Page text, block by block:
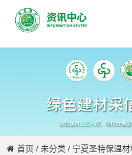
首页 /未分类 / 宁夏圣特保温